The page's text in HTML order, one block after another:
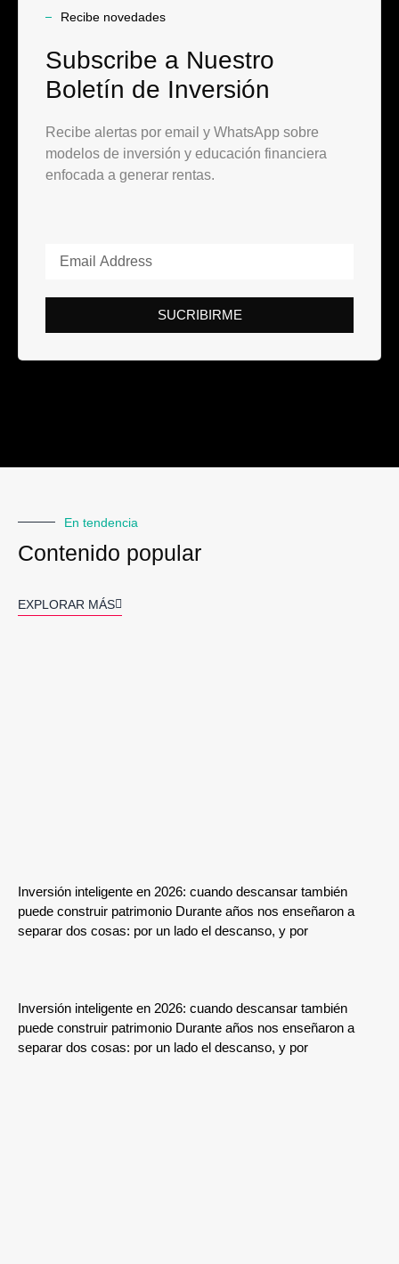
Recibe novedades
Subscribe a Nuestro
Boletín de Inversión
Recibe alertas por email y WhatsApp sobre
modelos de inversión y educación financiera
enfocada a generar rentas.
SUCRIBIRME
En tendencia
Contenido popular
EXPLORAR MÁS
Inversión inteligente en 2026: cuando descansar también
puede construir patrimonio Durante años nos enseñaron a
separar dos cosas: por un lado el descanso, y por
Inversión inteligente en 2026: cuando descansar también
puede construir patrimonio Durante años nos enseñaron a
separar dos cosas: por un lado el descanso, y por